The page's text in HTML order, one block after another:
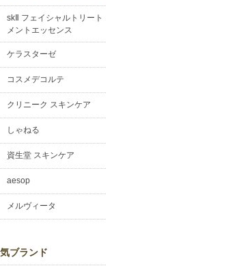
skⅡ フェイシャルトリート
メントエッセンス
ケラスターゼ
コスメデコルテ
クリニーク スキンケア
しゃねる
資生堂 スキンケア
aesop
メルヴィータ
ブランド